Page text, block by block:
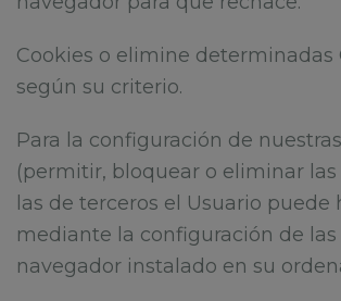
Cookies o elimine determinadas
según su criterio.
Para la configuración de
(permitir, bloquear o eliminar las
las de terceros el Usuario puede
mediante la configuración de las
navegador instalado en su